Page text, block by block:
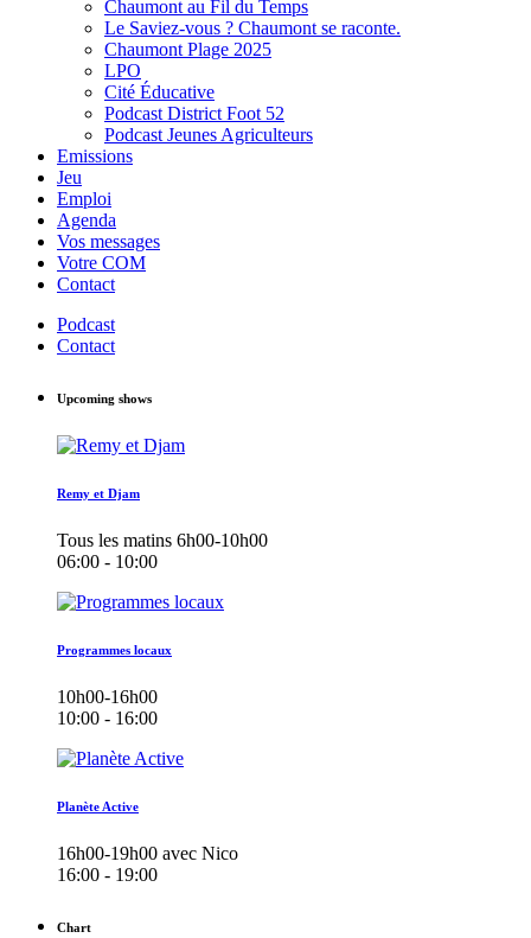
Chaumont au Fil du Temps
Le Saviez-vous ? Chaumont se raconte.
Chaumont Plage 2025
LPO
Cité Éducative
Podcast District Foot 52
Podcast Jeunes Agriculteurs
Emissions
Jeu
Emploi
Agenda
Vos messages
Votre COM
Contact
Podcast
Contact
Upcoming shows
Remy et Djam
Tous les matins 6h00-10h00
06:00 - 10:00
Programmes locaux
10h00-16h00
10:00 - 16:00
Planète Active
16h00-19h00 avec Nico
16:00 - 19:00
Chart